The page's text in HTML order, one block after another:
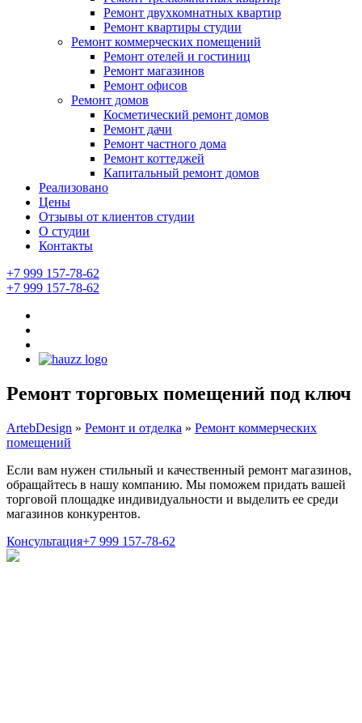
Ремонт двухкомнатных квартир
Ремонт квартиры студии
Ремонт коммерческих помещений
Ремонт отелей и гостиниц
Ремонт магазинов
Ремонт офисов
Ремонт домов
Косметический ремонт домов
Ремонт дачи
Ремонт частного дома
Ремонт коттеджей
Капитальный ремонт домов
Реализовано
Цены
Отзывы от клиентов студии
О студии
Контакты
+7 999 157-78-62
+7 999 157-78-62
Ремонт торговых помещений под ключ
ArtebDesign » Ремонт и отделка » Ремонт коммерческих
помещений
Если вам нужен стильный и качественный ремонт магазинов,
обращайтесь в нашу компанию. Мы поможем придать вашей
торговой площадке индивидуальности и выделить ее среди
магазинов конкурентов.
Консультация+7 999 157-78-62